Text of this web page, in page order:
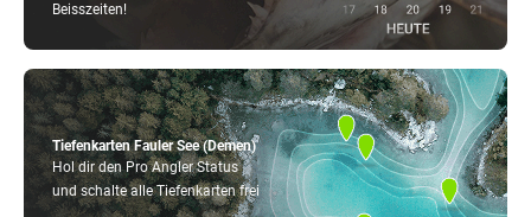
Tiefenkarten Fauler See (Demen)
Hol dir den Pro Angler Status
und schalte alle Tiefenkarten frei
Beisszeiten!